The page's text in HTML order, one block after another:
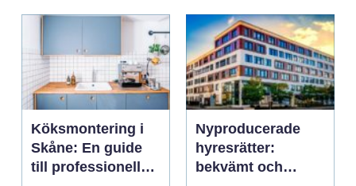
Köksmontering i
Skåne: En guide
till professionell
Nyproducerade
hyresrätter:
bekvämt och